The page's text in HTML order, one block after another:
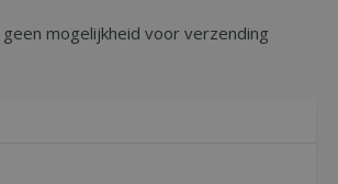
geen mogelijkheid voor verzending